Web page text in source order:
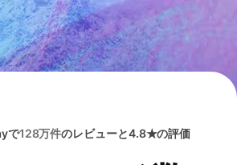
で128万件のレビューと4.8★の評価